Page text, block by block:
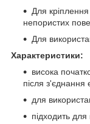
Для кріплення
непористих
Для
Характеристики:
висока
після з'єднання
для
підходить